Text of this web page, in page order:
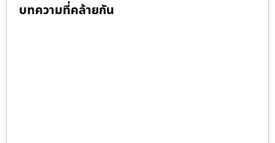
บทความที่คล้ายกัน